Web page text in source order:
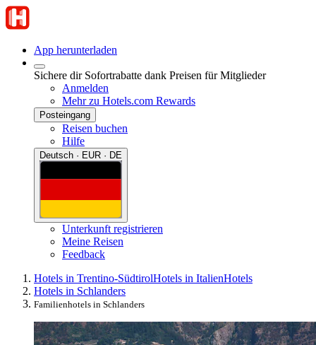
App herunterladen
Sichere dir Sofortrabatte dank Preisen für Mitglieder
Anmelden
Mehr zu Hotels.com Rewards
Posteingang
Reisen buchen
Hilfe
Deutsch · EUR · DE
Unterkunft registrieren
Meine Reisen
Feedback
Hotels in Trentino-SüdtirolHotels in ItalienHotels
Hotels in Schlanders
Familienhotels in Schlanders